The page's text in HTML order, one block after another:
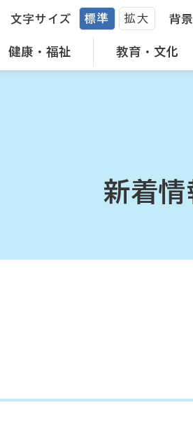
健康・福祉 教育・文化
文字サイズ 標準 拡大 背
新着情